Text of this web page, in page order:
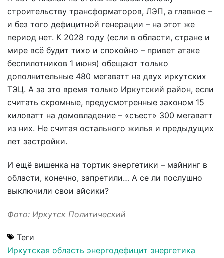
строительству трансформаторов, ЛЭП, а главное –
и без того дефицитной генерации – на этот же
период нет. К 2028 году (если в области, стране и
мире всё будит тихо и спокойно – привет атаке
беспилотников 1 июня) обещают только
дополнительные 480 мегаватт на двух иркутских
ТЭЦ. А за это время только Иркутский район, если
считать скромные, предусмотренные законом 15
киловатт на домовладение – «съест» 300 мегаватт
из них. Не считая остального жилья и предыдущих
лет застройки.
И ещё вишенка на тортик энергетики – майнинг в
области, конечно, запретили… А се ли послушно
выключили свои айсики?
Фото: Иркутск Политический
Теги
Иркутская область энергодефицит энергетика